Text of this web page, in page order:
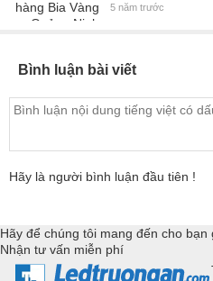
5 năm trước
Bình luận bài viết
Hãy là người bình luận đầu tiên !
Hãy để chúng tôi mang đến cho
Nhận tư vấn miễn phí